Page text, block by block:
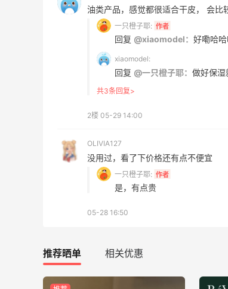
油类产品，感觉都很适合干皮， 会比
一只橙子耶: 作者
回复 @xiaomodel： 好嘞哈
xiaomodel:
回复 @一只橙子耶： 做好保湿
共3条回复>
2楼 05-29 14:00
OLIVIA127
没用过，看了下价格还有点不便宜
一只橙子耶: 作者
是，有点贵
05-28 16:50
推荐晒单 相关优惠
Macy's
ERGO Baby
62人获得返利
4%返利
42人获得返利
TIMEBEAM (US)